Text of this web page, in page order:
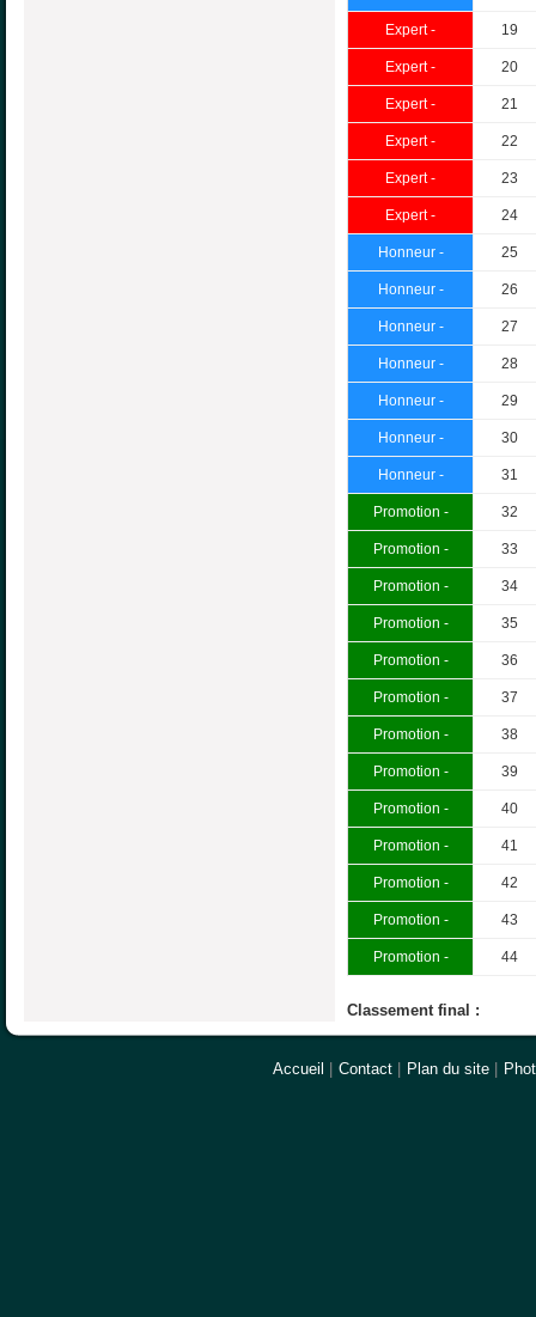
Expert - 19
Expert - 20
Expert - 21
Expert - 22
Expert - 23
Expert - 24
Honneur - 25
Honneur - 26
Honneur - 27
Honneur - 28
Honneur - 29
Honneur - 30
Honneur - 31
Promotion - 32
Promotion - 33
Promotion - 34
Promotion - 35
Promotion - 36
Promotion - 37
Promotion - 38
Promotion - 39
Promotion - 40
Promotion - 41
Promotion - 42
Promotion - 43
Promotion - 44
Classement final :
Accueil Contact Plan du site